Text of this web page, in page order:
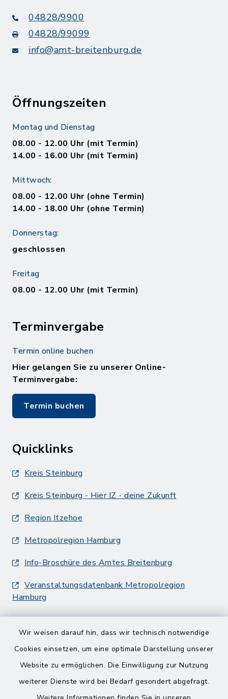
Wir weisen darauf hin, dass wir technisch notwendige
Cookies einsetzen, um eine optimale Darstellung unserer
Website zu ermöglichen. Die Einwilligung zur Nutzung
weiterer Dienste wird bei Bedarf gesondert abgefragt.
04828/9900
04828/99099
info@amt-breitenburg.de
Öffnungszeiten
Montag und Dienstag
08.00 - 12.00 Uhr (mit Termin)
14.00 - 16.00 Uhr (mit Termin)
Mittwoch:
08.00 - 12.00 Uhr (ohne Termin)
14.00 - 18.00 Uhr (ohne Termin)
Donnerstag:
geschlossen
Freitag
08.00 - 12.00 Uhr (mit Termin)
Terminvergabe
Termin online buchen
Hier gelangen Sie zu unserer Online-
Terminvergabe:
Termin buchen
Quicklinks
Kreis Steinburg
Kreis Steinburg - Hier IZ - deine Zukunft
Region Itzehoe
Metropolregion Hamburg
Info-Broschüre des Amtes Breitenburg
Veranstaltungsdatenbank Metropolregion
Hamburg